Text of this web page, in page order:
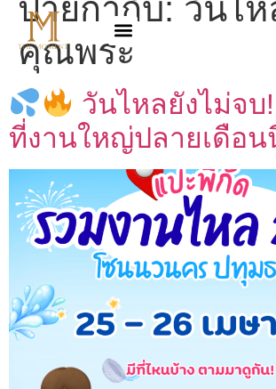
ป้ายกำกับ: วันไ
คุณพระ
วันไหลยังไม่จ
ที่งานใหญ่ปลายเดือน